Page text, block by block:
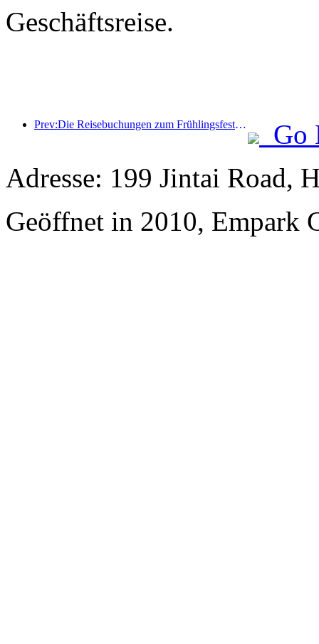
Geschäftsreise.
Prev:Die Reisebuchungen zum Frühlingsfest boomen! 2,3 Millionen Hotelunternehmen könnten einen guten Start hinlegen
Go
Adresse: 199 Jintai Road,
Geöffnet in 2010, Empark